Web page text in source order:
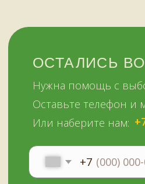
51KAZAN.RU